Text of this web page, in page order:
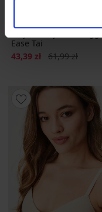
Ease Tai
Zniżka
43,39 zł Pierwotna cena
61,99 zł